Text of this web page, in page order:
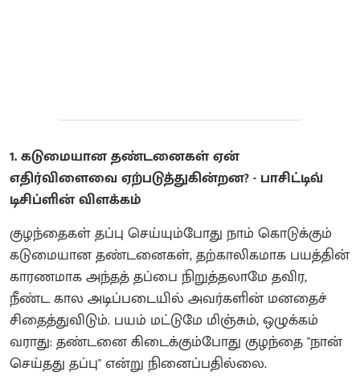
1. கடுமையான தண்டனைகள் ஏன்
எதிர்விளைவை ஏற்படுத்துகின்றன? - பாசிட்டிவ்
டிசிப்ளின் விளக்கம்
குழந்தைகள் தப்பு செய்யும்போது நாம் கொடுக்கும்
கடுமையான தண்டனைகள், தற்காலிகமாக பயத்தின்
காரணமாக அந்தத் தப்பை நிறுத்தலாமே தவிர,
நீண்ட கால அடிப்படையில் அவர்களின் மனதைச்
சிதைத்துவிடும். பயம் மட்டுமே மிஞ்சும், ஒழுக்கம்
வராது: தண்டனை கிடைக்கும்போது குழந்தை "நான்
செய்தது தப்பு" என்று நினைப்பதில்லை.